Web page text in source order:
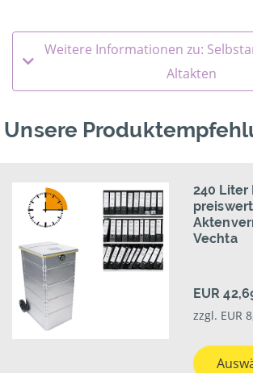
Weitere Informationen zu:
Altakten
Unsere
240 Liter
Vechta
EUR
zzgl. EUR